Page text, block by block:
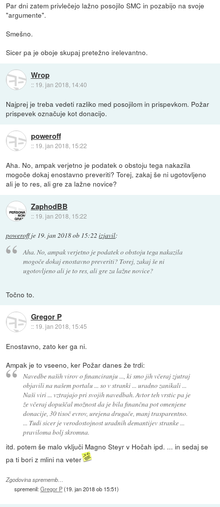
Par dni zatem privlečejo lažno posojilo SMC in pozabijo na svoje
"argumente".
Smešno.
Sicer pa je oboje skupaj pretežno irelevantno.
Wrop
:: 19. jan 2018, 14:40
Najprej je treba vedeti razliko med posojilom in prispevkom. Požar
prispevek označuje kot donacijo.
poweroff
:: 19. jan 2018, 15:22
Aha. No, ampak verjetno je podatek o obstoju tega nakazila
mogoče dokaj enostavno preveriti? Torej, zakaj še ni ugotovljeno
ali je to res, ali gre za lažne novice?
ZaphodBB
:: 19. jan 2018, 15:22
poweroffje 19. jan 2018 ob 15:22 izjavil:
Aha. No, ampak verjetno je podatek o obstoju tega nakazila
mogoče dokaj enostavno preveriti? Torej, zakaj še ni
ugotovljeno ali je to res, ali gre za lažne novice?
Točno to.
Gregor P
:: 19. jan 2018, 15:45
Enostavno, zato ker ga ni.
Ampak je to vseeno, ker Požar danes že trdi:
Navedbe naših virov o financiranju ..., ki smo jih včeraj zjutraj
objavili na našem portalu ... so v stranki ... uradno zanikali ...
Naši viri ... vztrajajo pri svojih navedbah. Avtor teh vrstic pa je
že včeraj dopuščal možnost da je bila finančna pot omenjene
donacije, 30 tisoč evrov, urejena drugače, manj trasparentno.
... Tudi sicer je verodostojnost uradnih demantijev stranke ...
praviloma bolj skromna.
itd. potem še malo vključi Magno Steyr v Hočah ipd. ... in sedaj se
pa ti bori z mlini na veter
Zgodovina sprememb…
spremenil:Gregor P(19. jan 2018 ob 15:51)